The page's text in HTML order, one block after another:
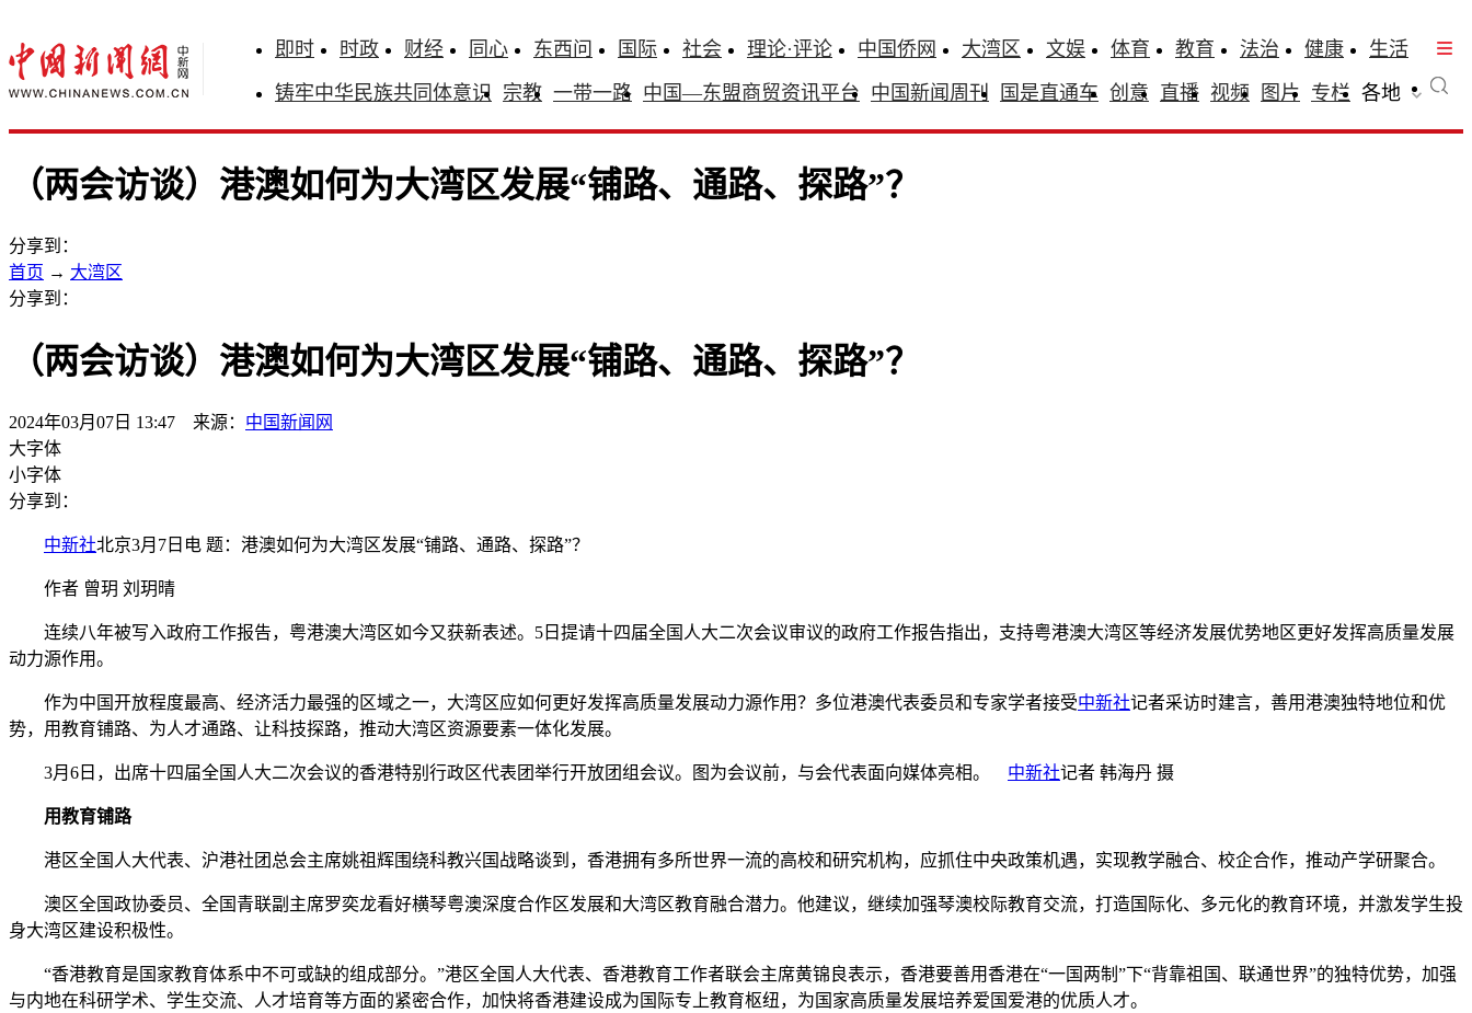
即时 时政 财经 同心 东西问 国际 社会 理论·评论 中国侨网 大湾区 文娱 体育 教育 法治 健康
生活
铸牢中华民族共同体意识 宗教 一带一路 中国—东盟商贸资讯平台 中国新闻周刊 国是直通车 创意 直播 视频 图片 专栏 各地
（两会访谈）港澳如何为大湾区发展“铺路、通路、探路”？
分享到：
首页 → 大湾区
分享到：
（两会访谈）港澳如何为大湾区发展“铺路、通路、探路”？
2024年03月07日 13:47 来源： 中国新闻网
大字体
小字体
分享到：
中新社北京3月7日电 题：港澳如何为大湾区发展“铺路、通路、探路”？
作者 曾玥 刘玥晴
连续八年被写入政府工作报告，粤港澳大湾区如今又获新表述。5日提请十四届全国人大二次会议审议的政府工作报告指出，支持粤港澳大湾区等经济发展优势地区更好发挥高质量发展
动力源作用。
作为中国开放程度最高、经济活力最强的区域之一，大湾区应如何更好发挥高质量发展动力源作用？多位港澳代表委员和专家学者接受中新社记者采访时建言，善用港澳独特地位和优
势，用教育铺路、为人才通路、让科技探路，推动大湾区资源要素一体化发展。
3月6日，出席十四届全国人大二次会议的香港特别行政区代表团举行开放团组会议。图为会议前，与会代表面向媒体亮相。 中新社记者 韩海丹 摄
用教育铺路
港区全国人大代表、沪港社团总会主席姚祖辉围绕科教兴国战略谈到，香港拥有多所世界一流的高校和研究机构，应抓住中央政策机遇，实现教学融合、校企合作，推动产学研聚合。
澳区全国政协委员、全国青联副主席罗奕龙看好横琴粤澳深度合作区发展和大湾区教育融合潜力。他建议，继续加强琴澳校际教育交流，打造国际化、多元化的教育环境，并激发学生投
身大湾区建设积极性。
“香港教育是国家教育体系中不可或缺的组成部分。”港区全国人大代表、香港教育工作者联会主席黄锦良表示，香港要善用香港在“一国两制”下“背靠祖国、联通世界”的独特优势，加强
与内地在科研学术、学生交流、人才培育等方面的紧密合作，加快将香港建设成为国际专上教育枢纽，为国家高质量发展培养爱国爱港的优质人才。